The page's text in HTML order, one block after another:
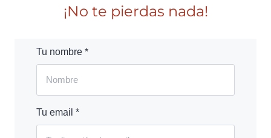
¡No te pierdas nada!
Tu nombre *
Tu email *